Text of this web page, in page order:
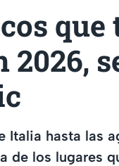
que
2026,
hasta las
de los lugares